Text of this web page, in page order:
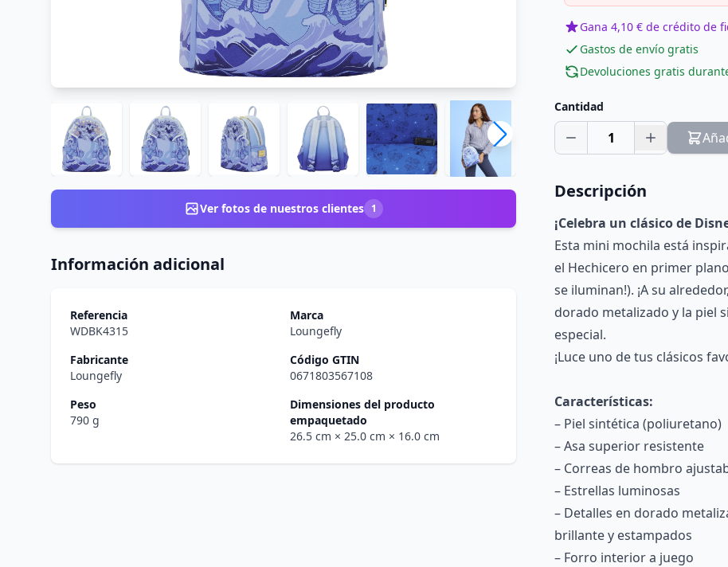
Ver fotos de nuestros clientes 1
Información adicional
Referencia
WDBK4315
Marca
Loungefly
Fabricante
Loungefly
Código GTIN
0671803567108
Peso
790 g
Dimensiones del producto
empaquetado
26.5 cm × 25.0 cm × 16.0 cm
Gana 4,10 € de crédito de
Gastos de envío gratis
Devoluciones gratis
Cantidad
1
Descripción
¡Celebra un clásico de
Esta mini mochila está
el Hechicero en primer
se iluminan!). ¡A su
dorado metalizado y la piel
especial.
¡Luce uno de tus clásicos
Características:
– Piel sintética (poliuretano)
– Asa superior resistente
– Correas de hombro
– Estrellas luminosas
– Detalles en dorado
brillante y estampados
– Forro interior a juego